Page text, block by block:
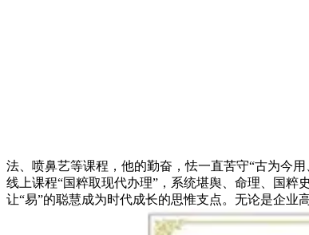
法、喷鼻艺等课程，他的勤奋，怯一直苦守“古为今用
线上课程“国粹取现代办理”，系统堪舆、命理、国粹
让“易”的聪慧成为时代成长的思惟支点。无论是企